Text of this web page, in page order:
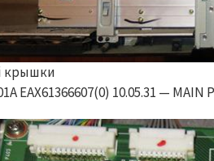
крышки
EAX61366607(0) 10.05.31 — MAIN